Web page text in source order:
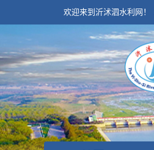
欢迎来到沂沭泗水利网！